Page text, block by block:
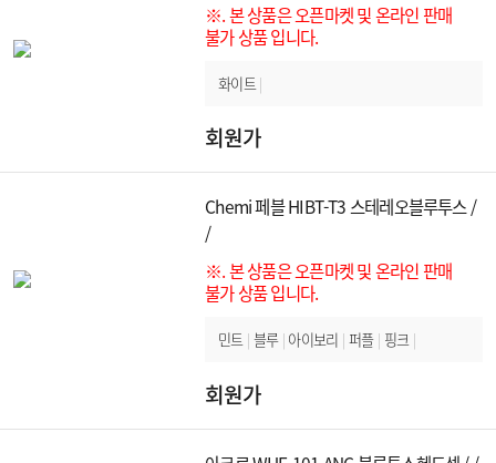
※. 본 상품은 오픈마켓 및 온라인 판매
불가 상품 입니다.
화이트 |
회원가
Chemi 페블 HIBT-T3 스테레오블루투스 /
/
※. 본 상품은 오픈마켓 및 온라인 판매
불가 상품 입니다.
민트 | 블루 | 아이보리 | 퍼플 | 핑크 |
회원가